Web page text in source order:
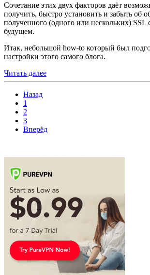
Сочетание этих двух факторов даёт
получить, быстро установить и забыть об
полученного (одного или нескольких) SSL
будущем.
Итак, небольшой how-to который был
настройки этого самого блога.
Читать далее
Назад
1
2
3
Вперёд